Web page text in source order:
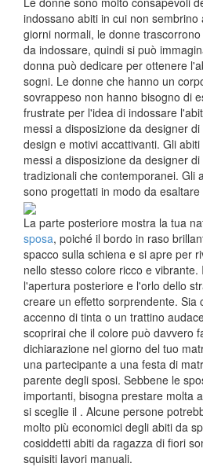
indossano abiti in cui non
giorni normali, le donne
da indossare, quindi si può
donna può dedicare per ottenere
sogni. Le donne che hanno un
sovrappeso non hanno bisogno di
frustrate per l'idea di indossare
messi a disposizione da designer
design e motivi accattivanti. Gli
messi a disposizione da designer
tradizionali che contemporanei. Gli
sono progettati in modo da
La parte posteriore mostra la tua
sposa, poiché il bordo in raso
spacco sulla schiena e si apre per
nello stesso colore ricco e
l'apertura posteriore e l'orlo dello
creare un effetto sorprendente. Sia
accenno di tinta o un trattino
scoprirai che il colore può davvero
dichiarazione nel giorno del tuo
una partecipante a una festa di
parente degli sposi. Sebbene le
importanti, bisogna prestare molta
si sceglie il . Alcune persone
molto più economici degli abiti da
cosiddetti abiti da ragazza di fiori
squisiti lavori manuali.